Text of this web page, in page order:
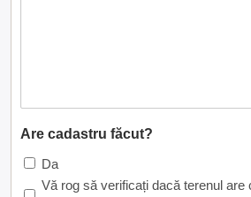
Are cadastru făcut?
Da
Vă rog să verificați dacă terenul are